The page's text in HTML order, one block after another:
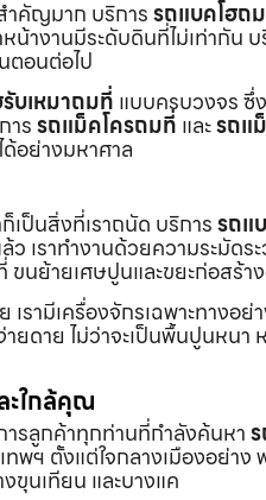
ำคัญมาก บริการรถแบคโฮถ
น้างานมีระดับดินที่ไม่เท่ากัน
ตอนต่อไป
บเหมาถมที่ แบบครบวงจร ซึ่
ารรถแม็คโครถมที่ และรถแ
อย่างมหาศาล
เป็นสิ่งที่เราถนัด บริการรถแ
ว เราทำงานด้วยความระมัด
นย้ายเศษปูนและขยะก่อสร้า
รามีเครื่องจักรเฉพาะทางอย่
ยดาย ไม่ว่าจะเป็นพื้นปูนหนา
ใกล้คุณ
ารลูกค้าทุกท่านที่กำลังค้นหา
พฯ ตั้งแต่ใจกลางเมืองอย่า
นเทียน และบางแค